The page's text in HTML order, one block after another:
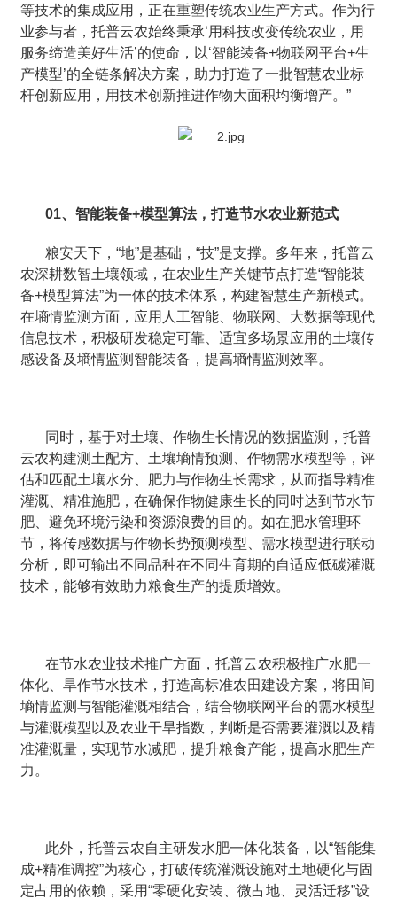
等技术的集成应用，正在重塑传统农业生产方式。作为行
业参与者，托普云农始终秉承‘用科技改变传统农业，用
服务缔造美好生活’的使命，以‘智能装备+物联网平台+生
产模型’的全链条解决方案，助力打造了一批智慧农业标
杆创新应用，用技术创新推进作物大面积均衡增产。”
01、智能装备+模型算法，打造节水农业新范式
粮安天下，“地”是基础，“技”是支撑。多年来，托普云
农深耕数智土壤领域，在农业生产关键节点打造“智能装
备+模型算法”为一体的技术体系，构建智慧生产新模式。
在墒情监测方面，应用人工智能、物联网、大数据等现代
信息技术，积极研发稳定可靠、适宜多场景应用的土壤传
感设备及墒情监测智能装备，提高墒情监测效率。
同时，基于对土壤、作物生长情况的数据监测，托普
云农构建测土配方、土壤墒情预测、作物需水模型等，评
估和匹配土壤水分、肥力与作物生长需求，从而指导精准
灌溉、精准施肥，在确保作物健康生长的同时达到节水节
肥、避免环境污染和资源浪费的目的。如在肥水管理环
节，将传感数据与作物长势预测模型、需水模型进行联动
分析，即可输出不同品种在不同生育期的自适应低碳灌溉
技术，能够有效助力粮食生产的提质增效。
在节水农业技术推广方面，托普云农积极推广水肥一
体化、旱作节水技术，打造高标准农田建设方案，将田间
墒情监测与智能灌溉相结合，结合物联网平台的需水模型
与灌溉模型以及农业干旱指数，判断是否需要灌溉以及精
准灌溉量，实现节水减肥，提升粮食产能，提高水肥生产
力。
此外，托普云农自主研发水肥一体化装备，以“智能集
成+精准调控”为核心，打破传统灌溉设施对土地硬化与固
定占用的依赖，采用“零硬化安装、微占地、灵活迁移”设